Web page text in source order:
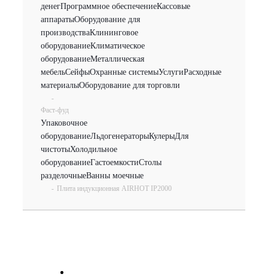
денегПрограммное обеспечениеКассовые
аппаратыОборудование для
производстваКлининговое
оборудованиеКлиматическое
оборудованиеМеталлическая
мебельСейфыОхранные системыУслугиРасходные
материалыОборудование для торговли
-
Фаст-фуд
Упаковочное
оборудованиеЛьдогенераторыКулерыДля
чистотыХолодильное
оборудованиеГастоемкостиСтолы
разделочныеВанны моечные
- Плита индукционная AIRHOT IP2000